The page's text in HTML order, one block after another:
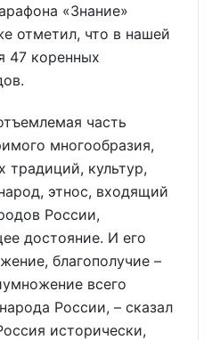
«Знание»
отметил, что в нашей
47 коренных
часть
многообразия,
традиций, культур,
этнос, входящий
России,
достояние. И его
благополучие –
всего
России, – сказал
исторически,